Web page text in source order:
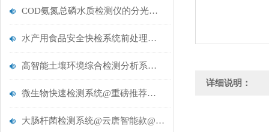
COD氨氮总磷水质检测仪的分光光度法原理与系统化运维管理
水产用食品安全快检系统前处理一体机价格【山东云唐智能款报价】
高智能土壤环境综合检测分析系统@推荐选择云唐新型土壤养分检测仪
微生物快速检测系统@重磅推荐云唐YT-W80微生物快速检测系统
大肠杆菌检测系统@云唐智能款@推荐YT-W80大肠杆菌检测系统
详细说明：